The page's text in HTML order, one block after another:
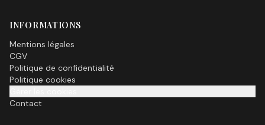
INFORMATIONS
Mentions légales
CGV
Politique de confidentialité
Politique cookies
Contact